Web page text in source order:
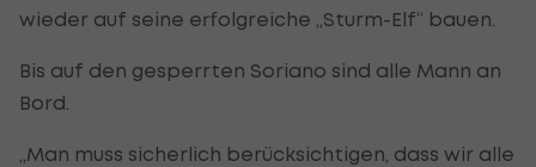
wieder auf seine erfolgreiche „Sturm-Elf“ bauen.
Bis auf den gesperrten Soriano sind alle Mann an
Bord.
„Man muss sicherlich berücksichtigen, dass wir alle